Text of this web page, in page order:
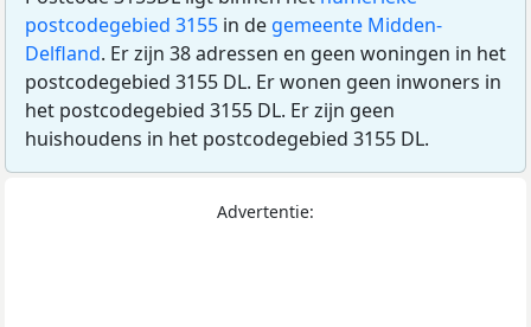
postcodegebied 3155 in de gemeente Midden-
Delfland. Er zijn 38 adressen en geen woningen in het
postcodegebied 3155 DL. Er wonen geen inwoners in
het postcodegebied 3155 DL. Er zijn geen
huishoudens in het postcodegebied 3155 DL.
Advertentie: